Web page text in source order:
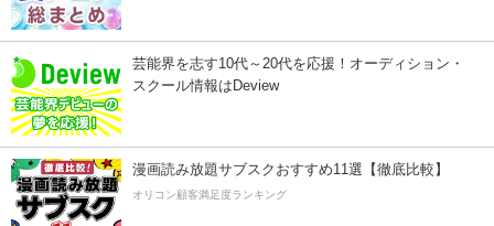
芸能界を志す10代～20代を応援！オーディション・
スクール情報はDeview
漫画読み放題サブスクおすすめ11選【徹底比較】
オリコン顧客満足度ランキング